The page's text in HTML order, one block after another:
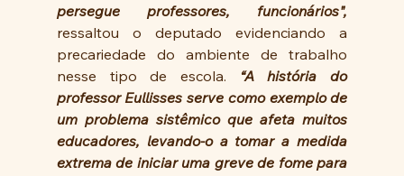
ressaltou o deputado evidenciando a
precariedade do ambiente de trabalho
nesse tipo de escola.
“A história do
professor Eullisses serve como exemplo de
um problema sistêmico que afeta muitos
educadores, levando-o a tomar a medida
extrema de iniciar uma greve de fome para